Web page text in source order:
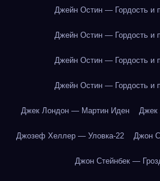
Джейн Остин — Гордость и
Джейн Остин — Гордость и
Джейн Остин — Гордость и
Джейн Остин — Гордость и
Джек Лондон — Мартин Иден Джек
Джозеф Хеллер — Уловка-22 Джон
Джон Стейнбек —